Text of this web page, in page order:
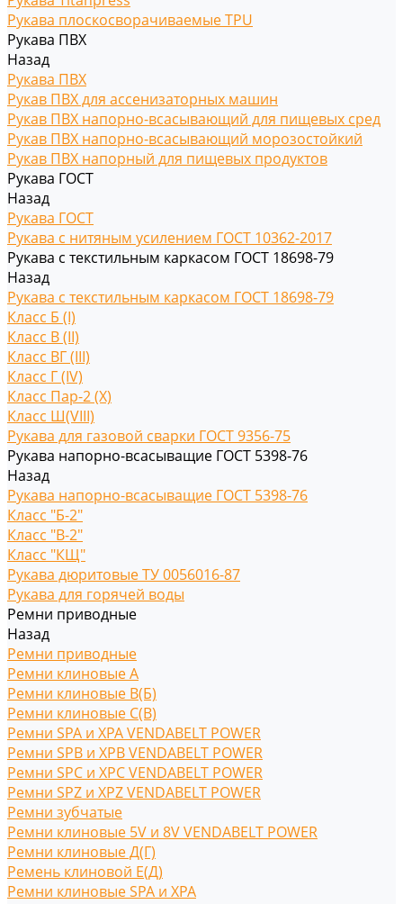
Рукава плоскосворачиваемые TPU
Рукава ПВХ
Назад
Рукава ПВХ
Рукав ПВХ для ассенизаторных машин
Рукав ПВХ напорно-всасывающий для пищевых сред
Рукав ПВХ напорно-всасывающий морозостойкий
Рукав ПВХ напорный для пищевых продуктов
Рукава ГОСТ
Назад
Рукава ГОСТ
Рукава с нитяным усилением ГОСТ 10362-2017
Рукава с текстильным каркасом ГОСТ 18698-79
Назад
Рукава с текстильным каркасом ГОСТ 18698-79
Класс Б (I)
Класс В (II)
Класс ВГ (III)
Класс Г (IV)
Класс Пар-2 (X)
Класс Ш(VIII)
Рукава для газовой сварки ГОСТ 9356-75
Рукава напорно-всасыващие ГОСТ 5398-76
Назад
Рукава напорно-всасыващие ГОСТ 5398-76
Класс "Б-2"
Класс "В-2"
Класс "КЩ"
Рукава дюритовые ТУ 0056016-87
Рукава для горячей воды
Ремни приводные
Назад
Ремни приводные
Ремни клиновые A
Ремни клиновые В(Б)
Ремни клиновые С(B)
Ремни SPA и XPA VENDABELT POWER
Ремни SPB и XPB VENDABELT POWER
Ремни SPC и XPC VENDABELT POWER
Ремни SPZ и XPZ VENDABELT POWER
Ремни зубчатые
Ремни клиновые 5V и 8V VENDABELT POWER
Ремни клиновые Д(Г)
Ремень клиновой Е(Д)
Ремни клиновые SPA и XPA